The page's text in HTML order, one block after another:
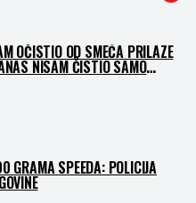
OČISTIO OD SMEĆA PRILAZE
NISAM ČISTIO SAMO
GRAMA SPEEDA: POLICIJA